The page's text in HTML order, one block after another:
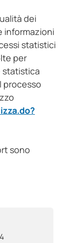
dei
informazioni
statistici
per
statistica
processo
sono